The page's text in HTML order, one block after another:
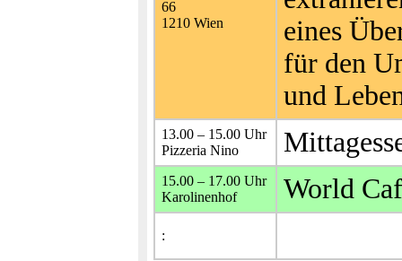
66
1210 Wien
eines
für den
und
13.00 – 15.00 Uhr
Pizzeria Nino
15.00 – 17.00 Uhr
Karolinenhof
World
: